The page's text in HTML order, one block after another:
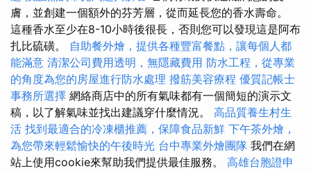
膚，並創建一個額外的芬芳層，從而延長您的香水壽命。
這種香水至少在8-10小時後很長，否則您可以發現這是阿布
扎比硫磺。 自助餐外燴，提供各種豐富餐點，讓每個人都
能滿意 清潔公司費用透明，無隱藏費用 防水工程，從專業
的角度為您的房屋進行防水處理 撥筋美容療程 優質記帳士
事務所選擇 網絡商店中的所有氣味都有一個簡短的演示文
稿，以了解氣味並找出建議穿什麼情況。 高品質養生村生
活 找到最適合的冷凍櫃推薦，保障食品新鮮 下午茶外燴，
為您帶來輕鬆愉快的午後時光 台中專業外燴團隊 我們在網
站上使用cookie來幫助我們提供最佳服務。 高雄台胞證申